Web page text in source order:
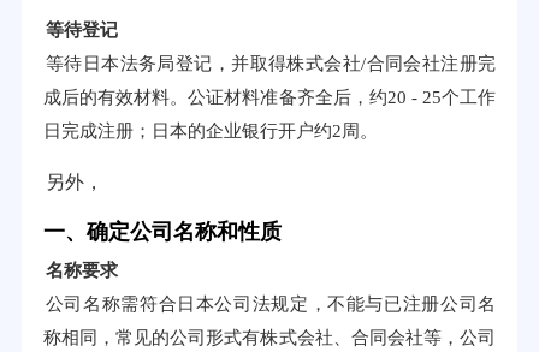
等待登记
等待日本法务局登记，并取得株式会社/合同会社注册完
成后的有效材料。公证材料准备齐全后，约20 - 25个工作
日完成注册；日本的企业银行开户约2周。
另外，
一、确定公司名称和性质
名称要求
公司名称需符合日本公司法规定，不能与已注册公司名
称相同，常见的公司形式有株式会社、合同会社等，公司